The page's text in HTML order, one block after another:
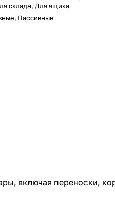
склада, Для ящика
Пассивные
включая переноски,